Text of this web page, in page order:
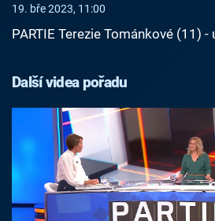
19. bře 2023, 11:00
PARTIE Terezie Tománkové (11) -
Další videa pořadu